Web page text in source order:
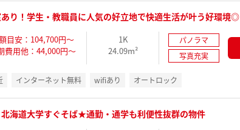
あり！学生・教職員に人気の好立地で快適生活が叶う好環境◎
目安：104,700円～
費用他：44,000円～
1K
24.09m²
パノラマ
写真充実
インターネット無料 wifiあり オートロック
北海道大学すぐそば★通勤・通学も利便性抜群の物件